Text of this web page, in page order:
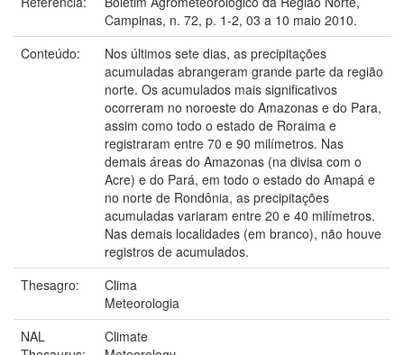
Campinas, n. 72, p. 1-2, 03 a 10 maio 2010.
Conteúdo:
Nos últimos sete dias, as precipitações
acumuladas abrangeram grande parte da região
norte. Os acumulados mais significativos
ocorreram no noroeste do Amazonas e do Para,
assim como todo o estado de Roraima e
registraram entre 70 e 90 milímetros. Nas
demais áreas do Amazonas (na divisa com o
Acre) e do Pará, em todo o estado do Amapá e
no norte de Rondônia, as precipitações
acumuladas variaram entre 20 e 40 milímetros.
Nas demais localidades (em branco), não houve
registros de acumulados.
Thesagro:
Clima
Meteorologia
NAL
Climate